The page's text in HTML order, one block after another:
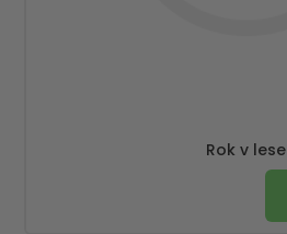
Rok v lese